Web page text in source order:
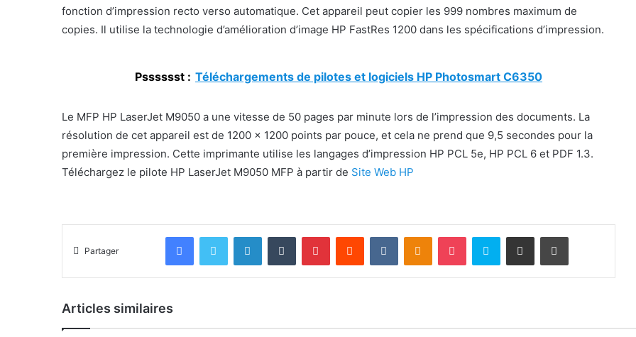
fonction d’impression recto verso automatique. Cet appareil peut copier les 999 nombres maximum de
copies. Il utilise la technologie d’amélioration d’image HP FastRes 1200 dans les spécifications d’impression.
Psssssst : Téléchargements de pilotes et logiciels HP Photosmart C6350
Le MFP HP LaserJet M9050 a une vitesse de 50 pages par minute lors de l’impression des documents. La
résolution de cet appareil est de 1200 × 1200 points par pouce, et cela ne prend que 9,5 secondes pour la
première impression. Cette imprimante utilise les langages d’impression HP PCL 5e, HP PCL 6 et PDF 1.3.
Téléchargez le pilote HP LaserJet M9050 MFP à partir de Site Web HP
Partager
FacebookTwitter LinkedinTumblr PinterestReddit VKontakteOdnoklassniki
Pocket Skype Partager par email Imprimer
Articles similaires